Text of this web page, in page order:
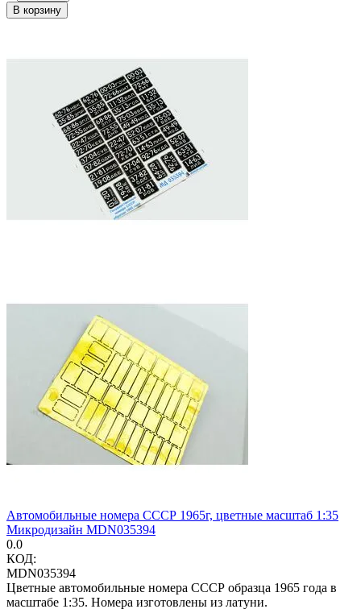
В корзину
Автомобильные номера СССР 1965г, цветные масштаб 1:35
Микродизайн MDN035394
0.0
КОД:
MDN035394
Цветные автомобильные номера СССР образца 1965 года в
масштабе 1:35. Номера изготовлены из латуни.